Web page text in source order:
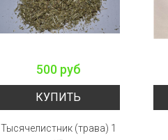
500 руб
КУПИТЬ
Тысячелистник (трава) 1